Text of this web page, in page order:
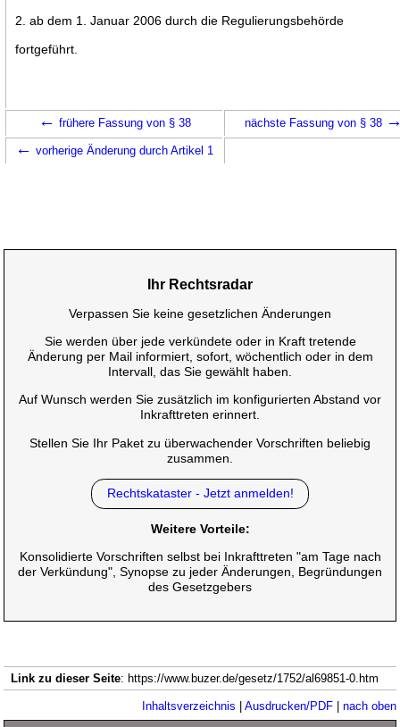
2. ab dem 1. Januar 2006 durch die Regulierungsbehörde
fortgeführt.
← frühere Fassung von § 38 nächste Fassung von § 38
← vorherige Änderung durch Artikel 1
Ihr Rechtsradar
Verpassen Sie keine gesetzlichen Änderungen
Sie werden über jede verkündete oder in Kraft tretende
Änderung per Mail informiert, sofort, wöchentlich oder in dem
Intervall, das Sie gewählt haben.
Auf Wunsch werden Sie zusätzlich im konfigurierten Abstand vor
Inkrafttreten erinnert.
Stellen Sie Ihr Paket zu überwachender Vorschriften beliebig
zusammen.
Rechtskataster - Jetzt anmelden!
Weitere Vorteile:
Konsolidierte Vorschriften selbst bei Inkrafttreten "am Tage nach
der Verkündung", Synopse zu jeder Änderungen, Begründungen
des Gesetzgebers
Link zu dieser Seite: https://www.buzer.de/gesetz/1752/al69851-0.htm
Inhaltsverzeichnis Ausdrucken/PDF| nach oben